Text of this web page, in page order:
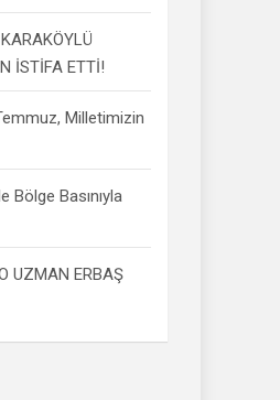
İSTİFA ETTİ!
Milletimizin
Bölge Basınıyla
UZMAN ERBAŞ